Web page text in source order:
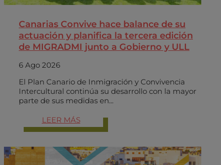
Canarias Convive hace balance de su
actuación y planifica la tercera edición
de MIGRADMI junto a Gobierno y ULL
6 Ago 2026
El Plan Canario de Inmigración y Convivencia
Intercultural continúa su desarrollo con la mayor
parte de sus medidas en...
LEER MÁS